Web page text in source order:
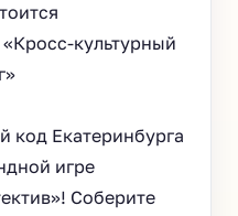
культурный
код Екатеринбурга
игре
Соберите